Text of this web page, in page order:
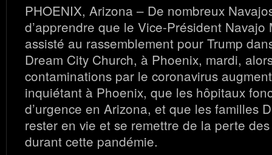
PHOENIX, Arizona – De nombreux
d’apprendre que le Vice-Président Navajo
assisté au rassemblement pour Trump
Dream City Church, à Phoenix, mardi,
contaminations par le coronavirus
inquiétant à Phoenix, que les hôpitaux
d’urgence en Arizona, et que les familles
rester en vie et se remettre de la perte
durant cette pandémie.